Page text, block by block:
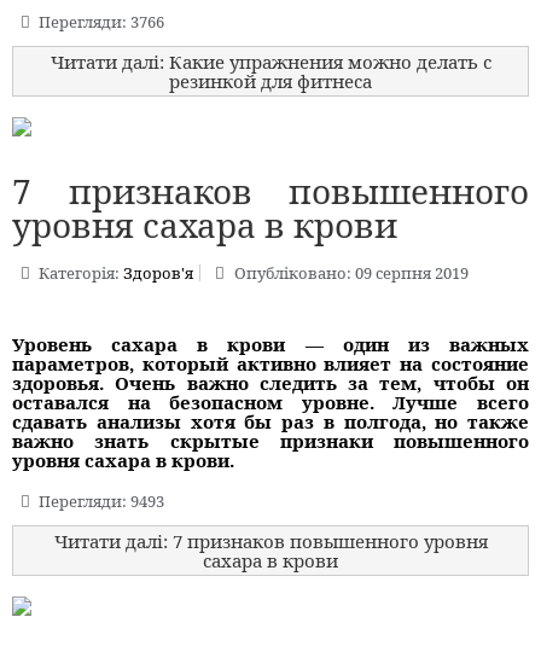
Перегляди: 3766
Читати далі: Какие упражнения можно делать с
резинкой для фитнеса
7 признаков повышенного
уровня сахара в крови
Категорія:Здоров'я Опубліковано: 09 серпня 2019
Уровень сахара в крови — один из важных
параметров, который активно влияет на состояние
здоровья. Очень важно следить за тем, чтобы он
оставался на безопасном уровне. Лучше всего
сдавать анализы хотя бы раз в полгода, но также
важно знать скрытые признаки повышенного
уровня сахара в крови.
Перегляди: 9493
Читати далі: 7 признаков повышенного уровня
сахара в крови